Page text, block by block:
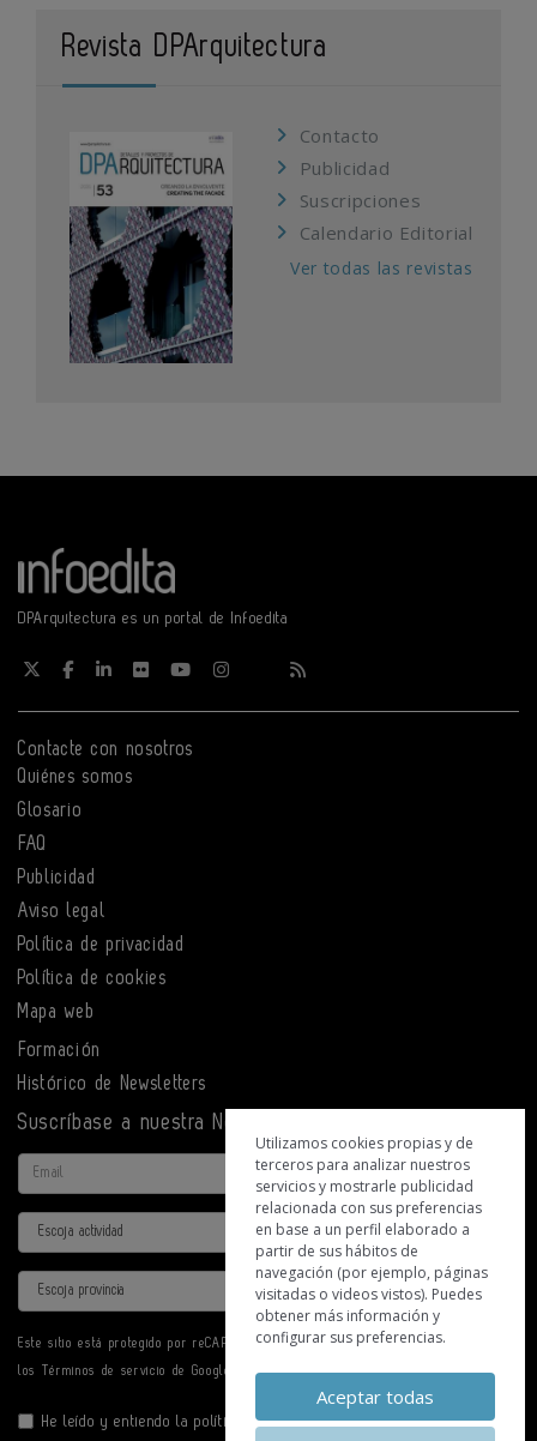
Revista DPArquitectura
Contacto
Publicidad
Suscripciones
Calendario Editorial
Ver todas las revistas
DPArquitectura es un portal de Infoedita
Contacte con nosotros
Quiénes somos
Glosario
FAQ
Publicidad
Aviso legal
Política de privacidad
Política de cookies
Mapa web
Formación
Histórico de Newsletters
Suscríbase a nuestra Newsletter
Email
Actividad
Provincia
Este sitio está protegido por reCAPTCHA y se aplican laPolítica de privacidad
los Términos de servicio de Google.
He leído y entiendo lapolítica de privacidad
Utilizamos cookies propias y de
terceros para analizar nuestros
servicios y mostrarle publicidad
relacionada con sus preferencias
en base a un perfil elaborado a
partir de sus hábitos de
navegación (por ejemplo, páginas
visitadas o videos vistos). Puedes
obtener más información y
configurar sus preferencias.
Aceptar todas